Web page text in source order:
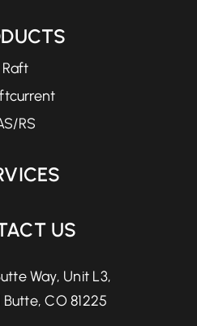
Raft
RS
US
Way, Unit L3,
CO 81225